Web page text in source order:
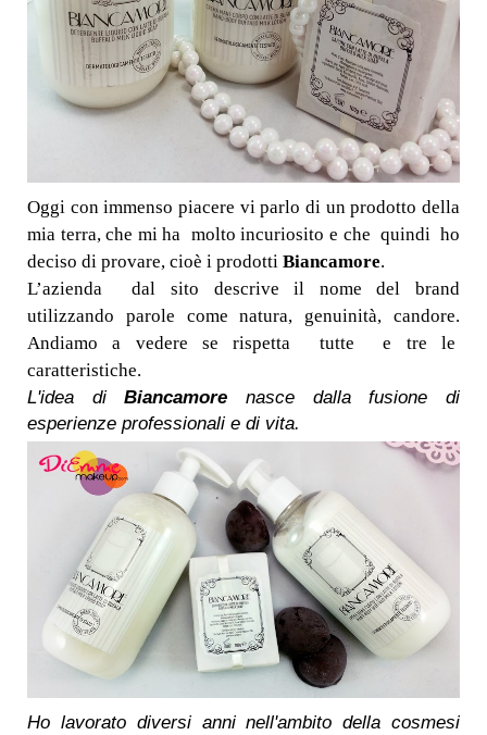
Oggi con immenso piacere vi parlo di un prodotto della
mia terra, che mi ha molto incuriosito e che quindi ho
deciso di provare, cioè i prodotti Biancamore.
L’azienda dal sito descrive il nome del brand
utilizzando parole come natura, genuinità, candore.
Andiamo a vedere se rispetta tutte e tre le
caratteristiche.
L'idea diBiancamore nasce dalla fusione di
esperienze professionali e di vita.
Ho lavorato diversi anni nell'ambito della cosmesi